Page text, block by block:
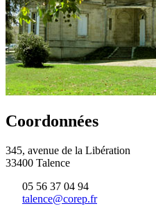
Coordonnées
345, avenue de la Libération
33400 Talence
05 56 37 04 94
talence@corep.fr